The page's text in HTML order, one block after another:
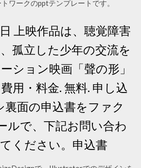
ワークのpptテンプレートです。
上映作品は、聴覚障害
孤立した少年の交流を
ション映画「聲の形」
費用・料金. 無料. 申し込
裏面の申込書をファク
ルで、下記お問い合わ
ください。申込書